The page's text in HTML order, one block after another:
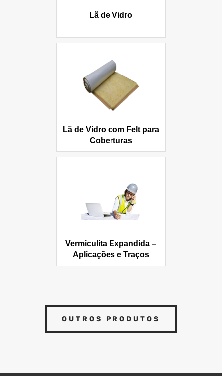
Lã de Vidro
Lã de Vidro com Felt para
Coberturas
Vermiculita Expandida –
Aplicações e Traços
OUTROS PRODUTOS